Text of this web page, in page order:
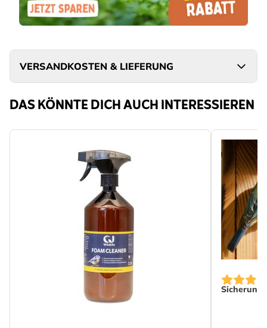
VERSANDKOSTEN & LIEFERUNG
DAS KÖNNTE DICH AUCH INTERESSIEREN